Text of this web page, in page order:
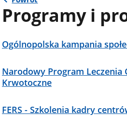
Programy i
Ogólnopolska kampania
Narodowy Program Leczenia
Krwotoczne
FERS - Szkolenia kadry